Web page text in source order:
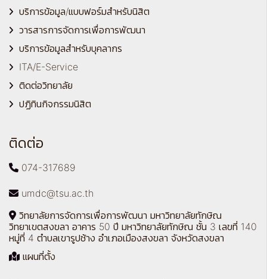
บริการข้อมูล/แบบฟอร์มสำหรับนิสิต
วารสารการจัดการเพื่อการพัฒนา
บริการข้อมูลสำหรับบุคลากร
ITA/E-Service
ติดต่อวิทยาลัย
ปฏิทินกิจกรรมนิสิต
ติดต่อ
074-317689
umdc@tsu.ac.th
วิทยาลัยการจัดการเพื่อการพัฒนา มหาวิทยาลัยทักษิณ
วิทยาเขตสงขลา อาคาร 50 ปี มหาวิทยาลัยทักษิณ ชั้น 3 เลขที่ 140
หมู่ที่ 4 ตำบลเขารูปช้าง อำเภอเมืองสงขลา จังหวัดสงขลา
แผนที่ตั้ง